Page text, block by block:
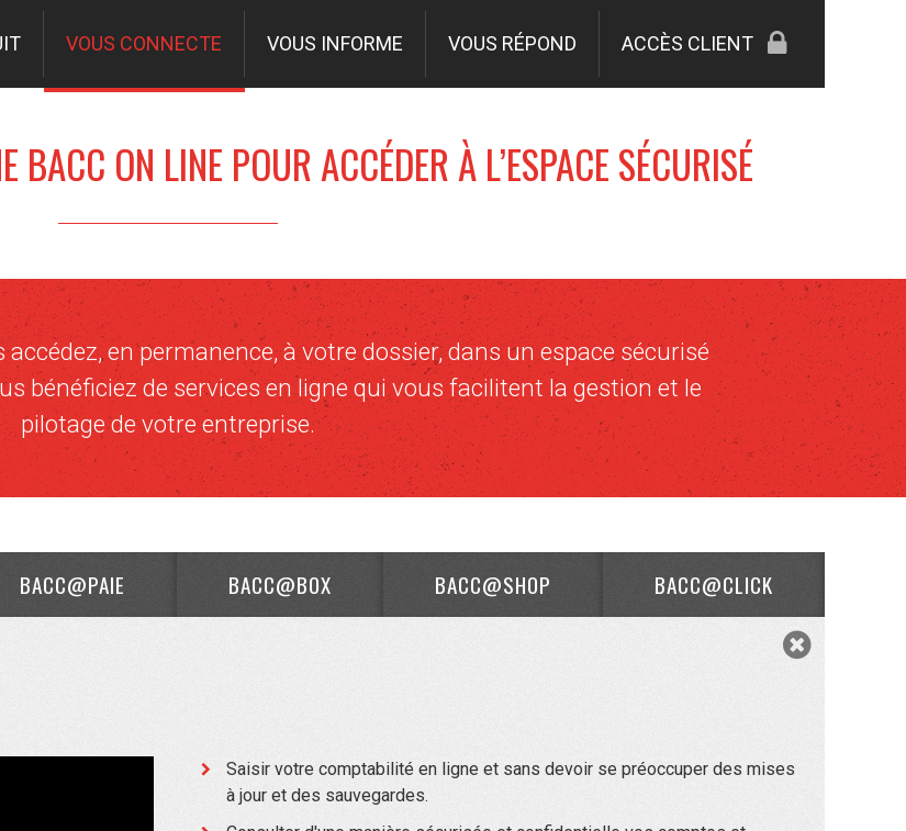
VOUS CONNECTE VOUS INFORME VOUS RÉPOND ACCÈS CLIENT
ON LINE POUR ACCÉDER À L’ESPACE SÉCURISÉ
en permanence, à votre dossier, dans un espace sécurisé
bénéficiez de services en ligne qui vous facilitent la gestion et le
pilotage de votre entreprise.
BACC@PAIE BACC@BOX BACC@SHOP BACC@CLICK
Saisir votre comptabilité en ligne et sans devoir se préoccuper des mises
à jour et des sauvegardes.